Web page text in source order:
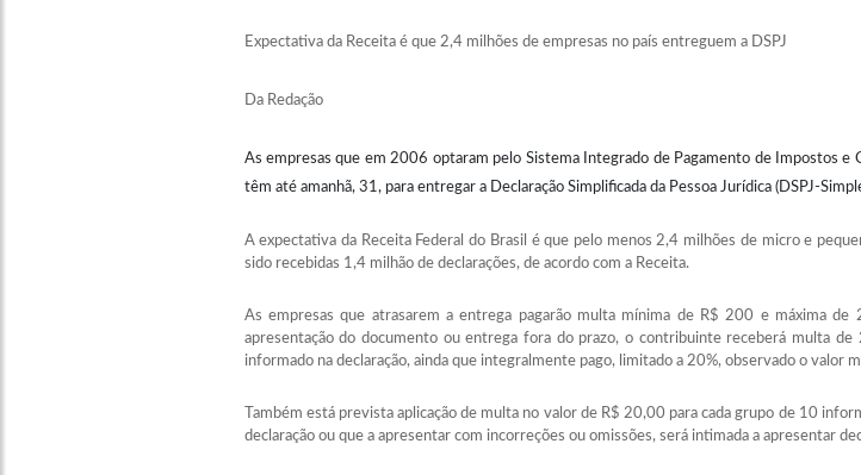
Expectativa da Receita é que 2,4 milhões de empresas no país entreguem a DSPJ
Da Redação
As empresas que em 2006 optaram pelo Sistema Integrado de Pagamento de Impostos
têm até amanhã, 31, para entregar a Declaração Simplificada da Pessoa Jurídica (DSPJ-
A expectativa da Receita Federal do Brasil é que pelo menos 2,4 milhões de micro e
sido recebidas 1,4 milhão de declarações, de acordo com a Receita.
As empresas que atrasarem a entrega pagarão multa mínima de R$ 200 e máxima
apresentação do documento ou entrega fora do prazo, o contribuinte receberá multa
informado na declaração, ainda que integralmente pago, limitado a 20%, observado o valor
Também está prevista aplicação de multa no valor de R$ 20,00 para cada grupo de 10
declaração ou que a apresentar com incorreções ou omissões, será intimada a apresentar